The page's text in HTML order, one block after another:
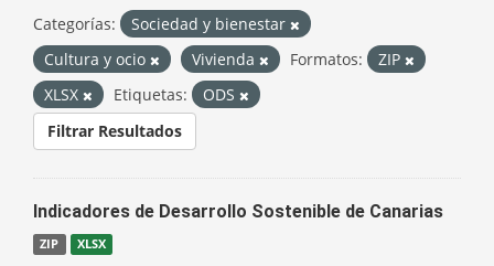
Categorías:
Sociedad y bienestar
Cultura y ocio
Vivienda Formatos:
ZIP
XLSX
Etiquetas:
ODS
Filtrar Resultados
Indicadores de Desarrollo Sostenible de Canarias
ZIP XLSX